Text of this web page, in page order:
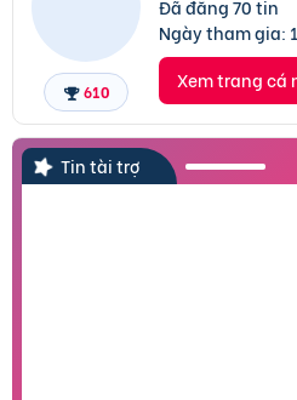
610
Đã đăng 70 tin
Ngày tham gia:
Xem trang cá
Tin tài trợ